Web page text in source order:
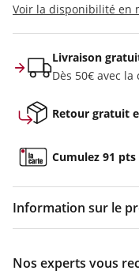
Voir la disponibilité en
Livraison
Dès 50€ avec
Retour gratuit
Cumulez 91
Information sur le
Nos experts vous